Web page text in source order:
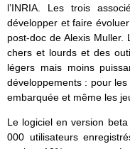
l’INRIA. Les trois
développer et faire
post-doc de Alexis
chers et lourds et des
légers mais moins
développements : pour les
embarquée et même les
Le logiciel en version
000 utilisateurs